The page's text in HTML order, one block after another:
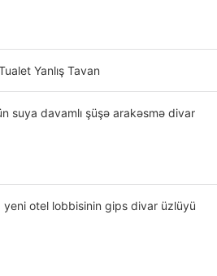
Yanlış Tavan
suya davamlı şüşə arakəsmə divar
yeni otel lobbisinin gips divar üzlüyü